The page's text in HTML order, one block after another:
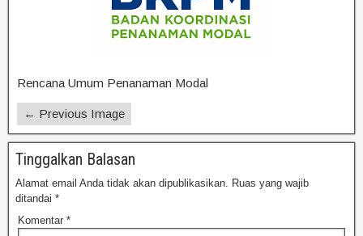
Rencana Umum Penanaman Modal
← Previous Image
Tinggalkan Balasan
Alamat email Anda tidak akan dipublikasikan.
Ruas yang wajib
ditandai *
Komentar *